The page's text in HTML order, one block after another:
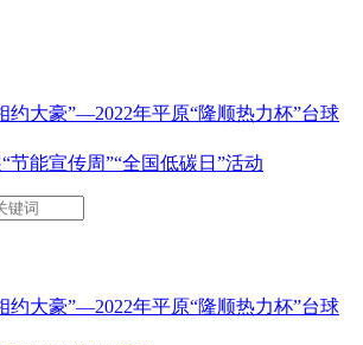
约大豪”—2022年平原“隆顺热力杯”台球
节能宣传周”“全国低碳日”活动
约大豪”—2022年平原“隆顺热力杯”台球